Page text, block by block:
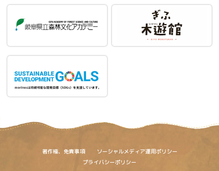
著作権、免責事項
ソーシャルメディア運用ポリシー
プライバシーポリシー